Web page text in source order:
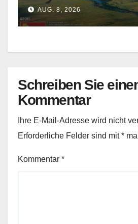
AUG. 8, 2026
Schreiben Sie
Kommentar
Ihre E-Mail-Adresse wird nicht
Erforderliche Felder sind mit*
Kommentar *